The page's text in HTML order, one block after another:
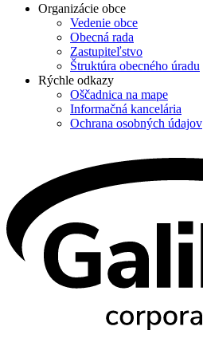
Organizácie obce
Vedenie obce
Obecná rada
Zastupiteľstvo
Štruktúra obecného úradu
Rýchle odkazy
Oščadnica na mape
Informačná kancelária
Ochrana osobných údajov